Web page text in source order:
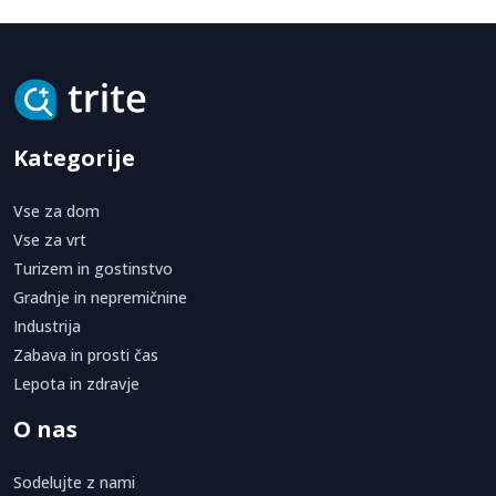
avtomobile... prispevajo k estetskemu videzu okolice in
izboljšujejo uporabnost zunanjih površin. Njihov dizajn
omogoča harmonično povezavo z arhitekturo objekta, hkrati pa
ustvarja urejeno in funkcionalno parkirno območje ali teraso.
Vsak nadstrešek je mogoče dodatno prilagoditi glede na barvo,
elementi objekta, kot so ograje.
Kategorije
Vse za dom
Vse za vrt
Turizem in gostinstvo
Gradnje in nepremičnine
Industrija
Zabava in prosti čas
Lepota in zdravje
O nas
Sodelujte z nami